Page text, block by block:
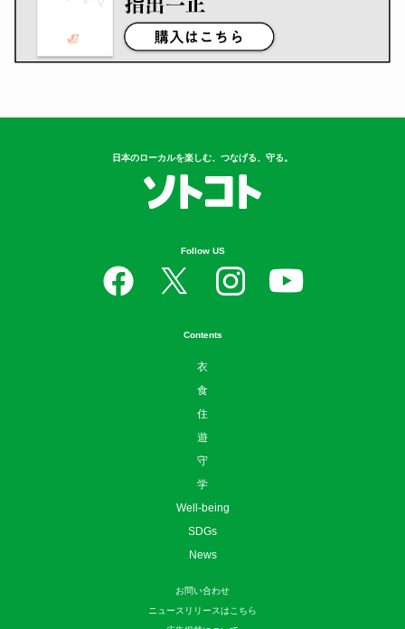
日本のローカルを楽しむ、つなげる、守る。
Follow US
Contents
衣
食
住
遊
守
学
Well-being
SDGs
News
お問い合わせ
ニュースリリースはこちら